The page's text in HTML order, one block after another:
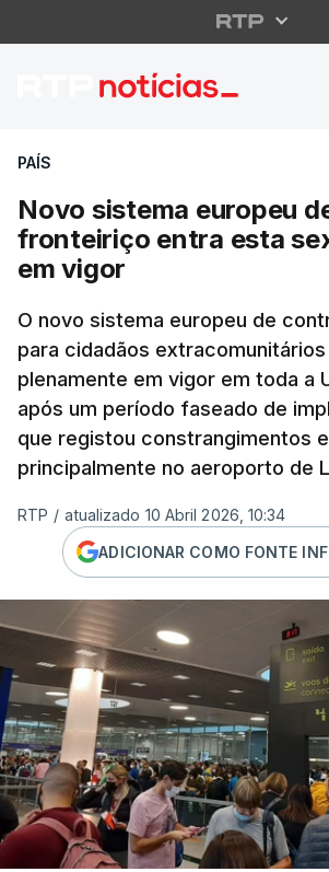
Novo sistema
PAÍS
Novo sistema europeu
fronteiriço entra esta
em vigor
O novo sistema europeu de
para cidadãos
plenamente em vigor em toda a
após um período faseado de
que registou constrangimentos
principalmente no aeroporto de
RTP / atualizado 10 Abril 2026, 10:34
ADICIONAR COMO FONTE